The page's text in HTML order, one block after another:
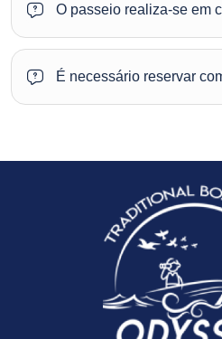
O passeio realiza-se em
É necessário reservar